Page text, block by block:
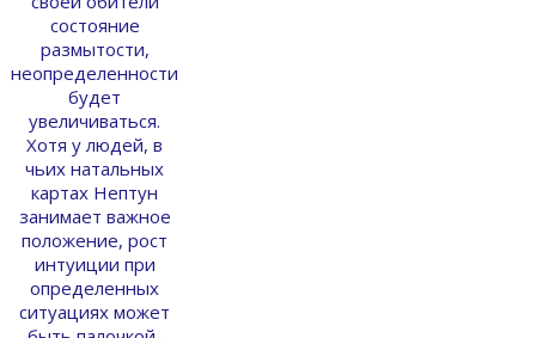
состояние
размытости,
неопределенности
будет
увеличиваться.
Хотя у людей, в
чьих натальных
картах Нептун
занимает важное
положение, рост
интуиции при
определенных
ситуациях может